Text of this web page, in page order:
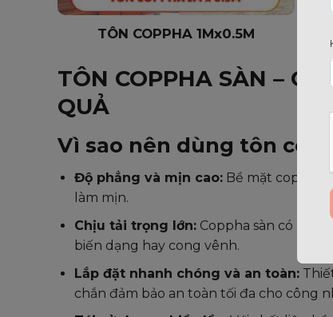
TÔN COPPHA 1Mx0.5M
TÔN COPPHA SÀN –
QUẢ
Vì sao nên dùng tôn
Độ phẳng và mịn cao:Bề mặt coppha
làm mịn.
Chịu tải trọng lớn:Coppha sàn có khả
biến dạng hay cong vênh.
Lắp đặt nhanh chóng và an toàn:
chắn đảm bảo an toàn tối đa cho công